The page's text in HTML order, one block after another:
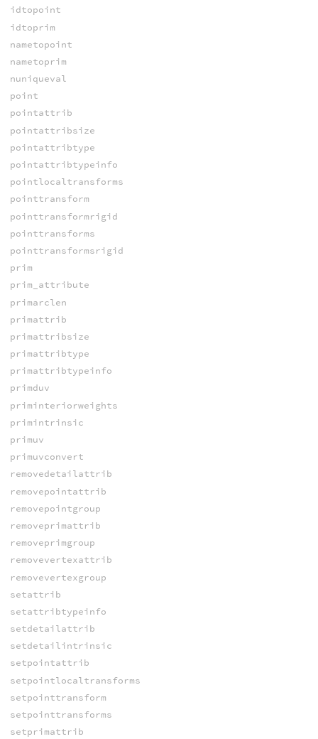
idtopoint
idtoprim
nametopoint
nametoprim
nuniqueval
point
pointattrib
pointattribsize
pointattribtype
pointattribtypeinfo
pointlocaltransforms
pointtransform
pointtransformrigid
pointtransforms
pointtransformsrigid
prim
prim_attribute
primarclen
primattrib
primattribsize
primattribtype
primattribtypeinfo
primduv
priminteriorweights
primintrinsic
primuv
primuvconvert
removedetailattrib
removepointattrib
removepointgroup
removeprimattrib
removeprimgroup
removevertexattrib
removevertexgroup
setattrib
setattribtypeinfo
setdetailattrib
setdetailintrinsic
setpointattrib
setpointlocaltransforms
setpointtransform
setpointtransforms
setprimattrib